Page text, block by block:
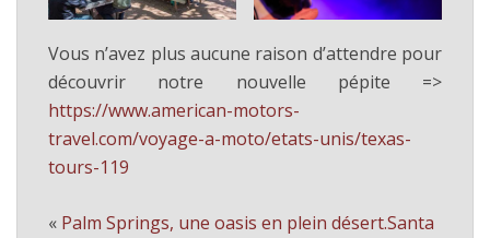
Vous n’avez plus aucune raison d’attendre pour
découvrir notre nouvelle pépite =>
https://www.american-motors-
travel.com/voyage-a-moto/etats-unis/texas-
tours-119
« Palm Springs, une oasis en plein désert.Santa